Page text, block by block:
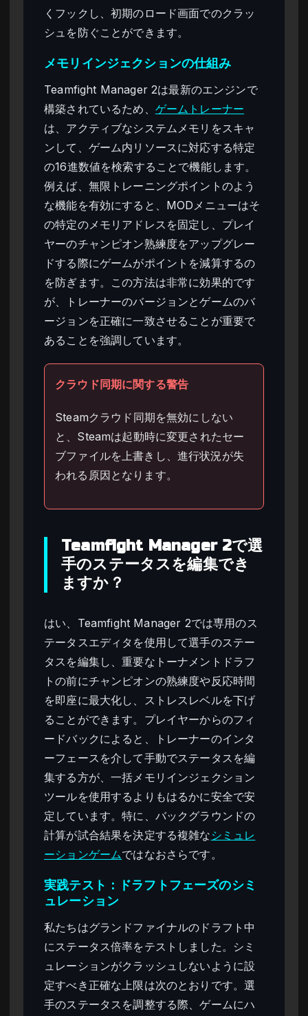
くフックし、初期のロード画面でのクラッ
シュを防ぐことができます。
メモリインジェクションの仕組み
Teamfight Manager 2は最新のエンジンで
構築されているため、 ゲームトレーナー
は、アクティブなシステムメモリをスキャ
ンして、ゲーム内リソースに対応する特定
の16進数値を検索することで機能します。
例えば、無限トレーニングポイントのよう
な機能を有効にすると、MODメニューはそ
の特定のメモリアドレスを固定し、プレイ
ヤーのチャンピオン熟練度をアップグレー
ドする際にゲームがポイントを減算するの
を防ぎます。この方法は非常に効果的です
が、トレーナーのバージョンとゲームのバ
ージョンを正確に一致させることが重要で
あることを強調しています。
クラウド同期に関する警告
Steamクラウド同期を無効にしない
と、Steamは起動時に変更されたセー
ブファイルを上書きし、進行状況が失
われる原因となります。
Teamfight Manager 2で選
手のステータスを編集でき
ますか？
はい、Teamfight Manager 2では専用のス
テータスエディタを使用して選手のステー
タスを編集し、重要なトーナメントドラフ
トの前にチャンピオンの熟練度や反応時間
を即座に最大化し、ストレスレベルを下げ
ることができます。プレイヤーからのフィ
ードバックによると、トレーナーのインタ
ーフェースを介して手動でステータスを編
集する方が、一括メモリインジェクション
ツールを使用するよりもはるかに安全で安
定しています。特に、バックグラウンドの
計算が試合結果を決定する複雑な シミュレ
ーションゲームではなおさらです。
実践テスト：ドラフトフェーズのシミ
ュレーション
私たちはグランドファイナルのドラフト中
にステータス倍率をテストしました。シミ
ュレーションがクラッシュしないように設
定すべき正確な上限は次のとおりです。選
手のステータスを調整する際、ゲームにハ